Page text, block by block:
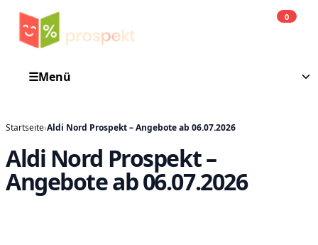
0
☰Menü
Startseite›Aldi Nord Prospekt – Angebote ab 06.07.2026
Aldi Nord Prospekt –
Angebote ab 06.07.2026